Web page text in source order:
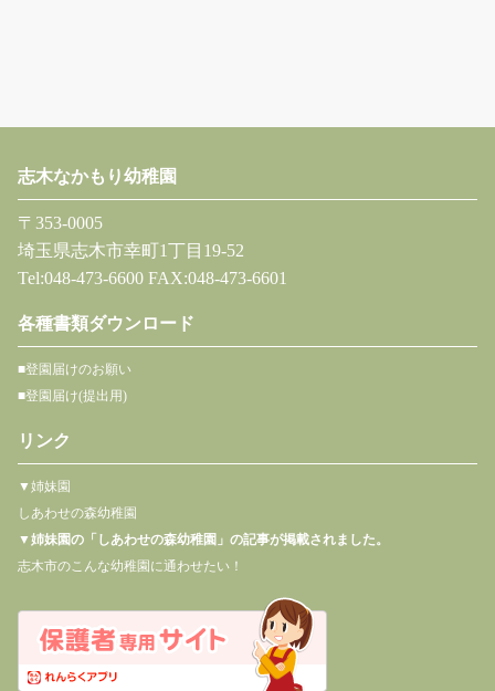
志木なかもり幼稚園
〒353-0005
埼玉県志木市幸町1丁目19-52
Tel:048-473-6600 FAX:048-473-6601
各種書類ダウンロード
■登園届けのお願い
■登園届け(提出用)
リンク
▼姉妹園
しあわせの森幼稚園
▼姉妹園の「しあわせの森幼稚園」の記事が掲載されました。
志木市のこんな幼稚園に通わせたい！